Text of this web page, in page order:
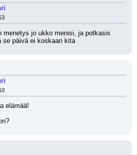
menetys jo ukko menisi, ja potkasis
se päivä ei koskaan kita
elämää!